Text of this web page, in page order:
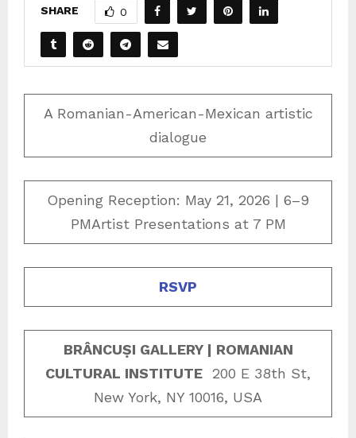
SHARE 0
A Romanian-American-Mexican artistic
dialogue
Opening Reception: May 21, 2026 | 6–9
PMArtist Presentations at 7 PM
RSVP
BRÂNCUṢI GALLERY | ROMANIAN
CULTURAL INSTITUTE 200 E 38th St,
New York, NY 10016, USA